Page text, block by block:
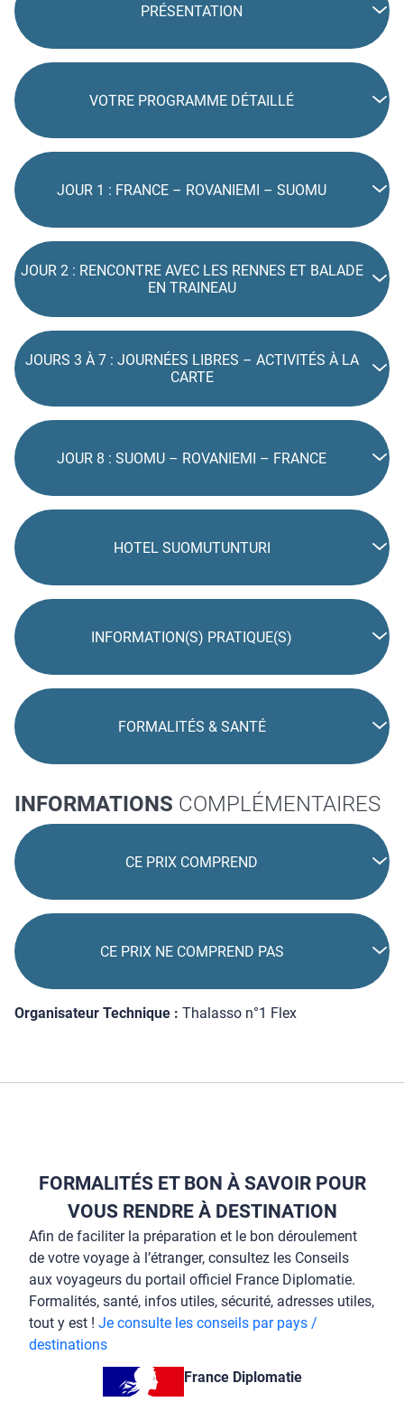
PRÉSENTATION
VOTRE PROGRAMME DÉTAILLÉ
JOUR 1 : FRANCE – ROVANIEMI – SUOMU
JOUR 2 : RENCONTRE AVEC LES RENNES ET BALADE
EN TRAINEAU
JOURS 3 À 7 : JOURNÉES LIBRES – ACTIVITÉS À LA
CARTE
JOUR 8 : SUOMU – ROVANIEMI – FRANCE
HOTEL SUOMUTUNTURI
INFORMATION(S) PRATIQUE(S)
FORMALITÉS & SANTÉ
INFORMATIONS COMPLÉMENTAIRES
CE PRIX COMPREND
CE PRIX NE COMPREND PAS
Organisateur Technique : Thalasso n°1 Flex
FORMALITÉS ET BON À SAVOIR POUR
VOUS RENDRE À DESTINATION
Afin de faciliter la préparation et le bon déroulement
de votre voyage à l’étranger, consultez les Conseils
aux voyageurs du portail officiel France Diplomatie.
Formalités, santé, infos utiles, sécurité, adresses utiles,
tout y est ! Je consulte les conseils par pays /
destinations
France Diplomatie